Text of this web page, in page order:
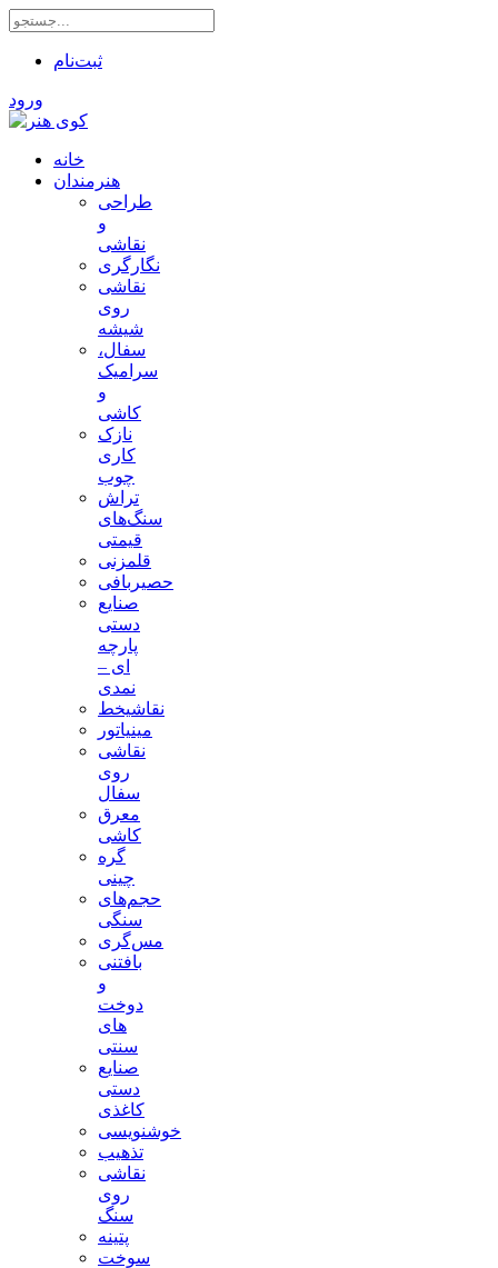
ثبت‌نام
ورود
خانه
هنرمندان
طراحی
و
نقاشی
نگارگری
نقاشی
روی
شیشه
سفال،
سرامیک
و
کاشی
نازک
کاری
چوب
تراش
سنگ‌های
قیمتی
قلمزنی
حصیربافی
صنایع
دستی
پارچه
ای –
نمدی
نقاشیخط
مینیاتور
نقاشی
روی
سفال
معرق
کاشی
گره
چینی
حجم‌های
سنگی
مس‌گری
بافتنی‌
و
دوخت
های
سنتی
صنایع
دستی
کاغذی
خوشنویسی
تذهیب
نقاشی
روی
سنگ
پتینه
سوخت